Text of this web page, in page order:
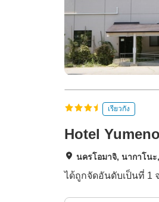
เรียวกัง
Hotel
นครโอมาจิ, นากาโน
ได้ถูกจัดอันดับเป็นที่ 1